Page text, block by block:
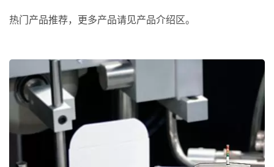
热门产品推荐，更多产品请见产品介绍区。